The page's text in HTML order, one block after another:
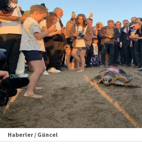
Haberler / Güncel